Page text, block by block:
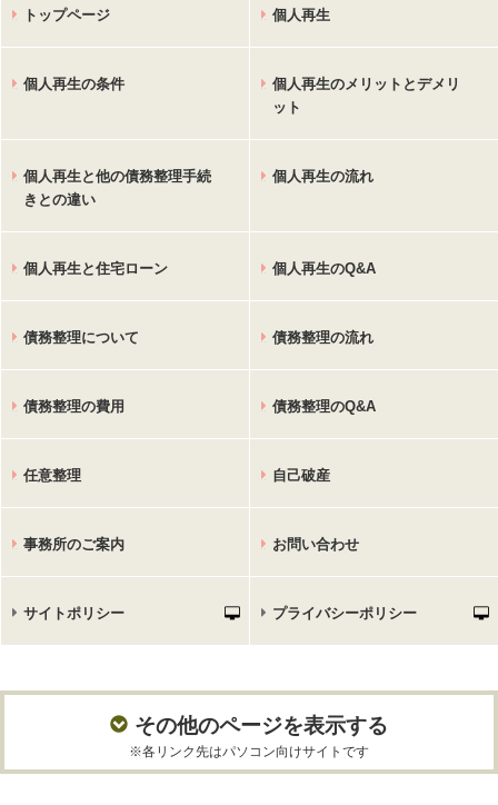
トップページ 個人再生
個人再生の条件
個人再生のメリットとデメリ
ット
個人再生と他の債務整理手続
きとの違い
個人再生の流れ
個人再生と住宅ローン 個人再生のQ&A
債務整理について 債務整理の流れ
債務整理の費用 債務整理のQ&A
任意整理 自己破産
事務所のご案内 お問い合わせ
サイトポリシー プライバシーポリシー
その他のページを表示する
※各リンク先はパソコン向けサイトです